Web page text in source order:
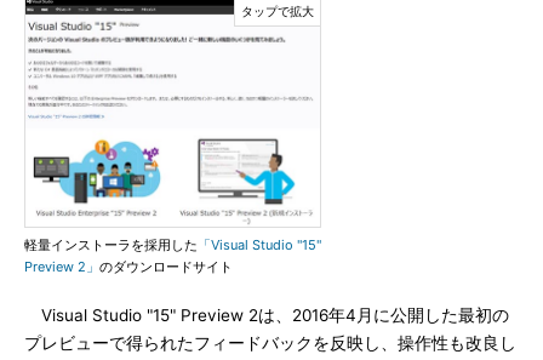
軽量インストーラを採用した 「Visual Studio "15"
Preview 2」 のダウンロードサイト
Visual Studio "15" Preview 2は、2016年4月に公開した最初の
プレビューで得られたフィードバックを反映し、操作性も改良し